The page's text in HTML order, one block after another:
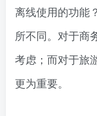
离线使用的功能
所不同。对于商
考虑；而对于旅
更为重要。